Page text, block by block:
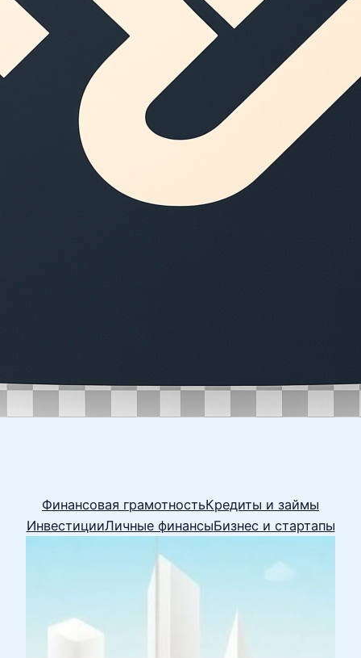
Финансовая грамотностьКредиты и займы
ИнвестицииЛичные финансыБизнес и стартапы